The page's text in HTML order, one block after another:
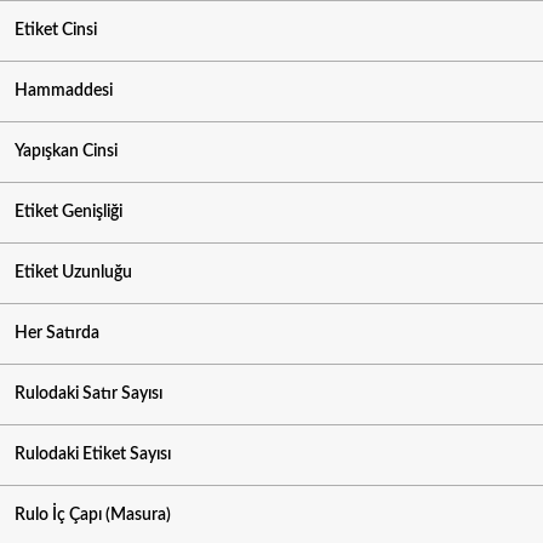
Etiket Cinsi
Hammaddesi
Yapışkan Cinsi
Etiket Genişliği
Etiket Uzunluğu
Her Satırda
Rulodaki Satır Sayısı
Rulodaki Etiket Sayısı
Rulo İç Çapı (Masura)